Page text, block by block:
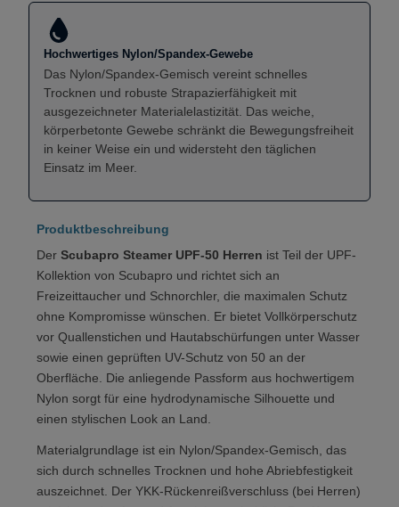
Hochwertiges Nylon/Spandex-Gewebe
Das Nylon/Spandex-Gemisch vereint schnelles
Trocknen und robuste Strapazierfähigkeit mit
ausgezeichneter Materialelastizität. Das weiche,
körperbetonte Gewebe schränkt die Bewegungsfreiheit
in keiner Weise ein und widersteht den täglichen
Einsatz im Meer.
Produktbeschreibung
Der Scubapro Steamer UPF-50 Herren ist Teil der UPF-
Kollektion von Scubapro und richtet sich an
Freizeittaucher und Schnorchler, die maximalen Schutz
ohne Kompromisse wünschen. Er bietet Vollkörperschutz
vor Quallenstichen und Hautabschürfungen unter Wasser
sowie einen geprüften UV-Schutz von 50 an der
Oberfläche. Die anliegende Passform aus hochwertigem
Nylon sorgt für eine hydrodynamische Silhouette und
einen stylischen Look an Land.
Materialgrundlage ist ein Nylon/Spandex-Gemisch, das
sich durch schnelles Trocknen und hohe Abriebfestigkeit
auszeichnet. Der YKK-Rückenreißverschluss (bei Herren)